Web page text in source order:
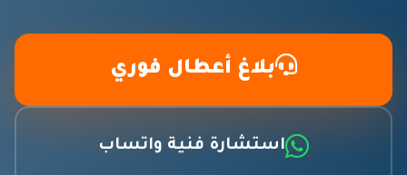
بلاغ أعطال فوري
استشارة فنية واتساب